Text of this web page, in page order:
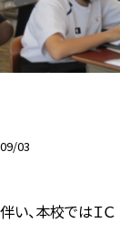
03
い、本校ではＩＣ